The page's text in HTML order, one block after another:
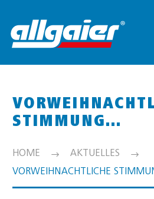
STIMMUNG…
HOME
AKTUELLES
VORWEIHNACHTLICHE